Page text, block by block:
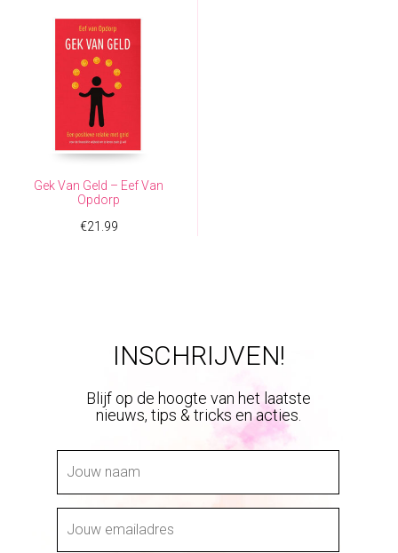
Gek Van Geld – Eef Van
Opdorp
€21.99
INSCHRIJVEN!
Blijf op de hoogte van het laatste
nieuws, tips & tricks en acties.